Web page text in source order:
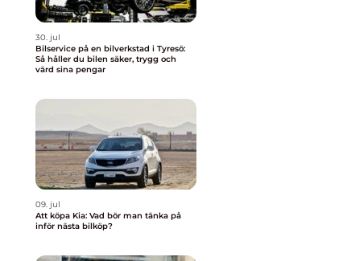
30. jul
Bilservice på en bilverkstad i Tyresö:
Så håller du bilen säker, trygg och
värd sina pengar
09. jul
Att köpa Kia: Vad bör man tänka på
inför nästa bilköp?